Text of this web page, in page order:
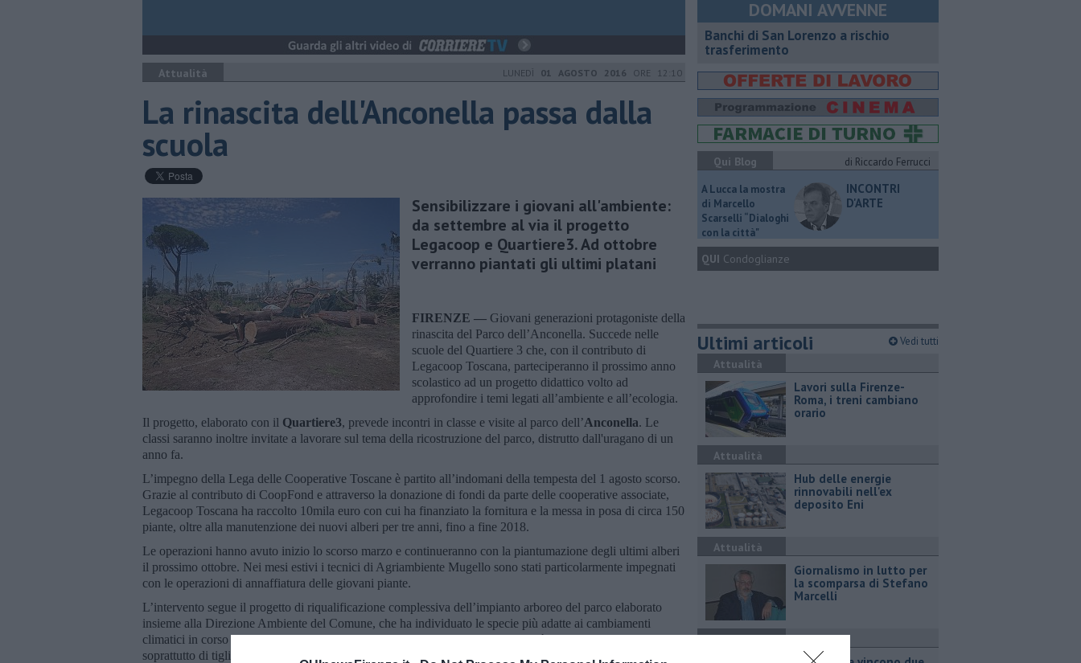
Attualità LUNEDÌ 01 AGOSTO 2016 ORE 12:10
La rinascita dell'Anconella passa dalla
scuola
​Sensibilizzare i giovani all'ambiente:
da settembre al via il progetto
Legacoop e Quartiere3. Ad ottobre
verranno piantati gli ultimi platani
FIRENZE — Giovani generazioni protagoniste della
rinascita del Parco dell’Anconella. Succede nelle
scuole del Quartiere 3 che, con il contributo di
Legacoop Toscana, parteciperanno il prossimo anno
scolastico ad un progetto didattico volto ad
approfondire i temi legati all’ambiente e all’ecologia.
Il progetto, elaborato con il Quartiere3, prevede incontri in classe e visite al parco dell’Anconella. Le
classi saranno inoltre invitate a lavorare sul tema della ricostruzione del parco, distrutto dall'uragano di un
anno fa.
L’impegno della Lega delle Cooperative Toscane è partito all’indomani della tempesta del 1 agosto scorso.
Grazie al contributo di CoopFond e attraverso la donazione di fondi da parte delle cooperative associate,
Legacoop Toscana ha raccolto 10mila euro con cui ha finanziato la fornitura e la messa in posa di circa 150
piante, oltre alla manutenzione dei nuovi alberi per tre anni, fino a fine 2018.
Le operazioni hanno avuto inizio lo scorso marzo e continueranno con la piantumazione degli ultimi alberi
il prossimo ottobre. Nei mesi estivi i tecnici di Agriambiente Mugello sono stati particolarmente impegnati
con le operazioni di annaffiatura delle giovani piante.
L’intervento segue il progetto di riqualificazione complessiva dell’impianto arboreo del parco elaborato
insieme alla Direzione Ambiente del Comune, che ha individuato le specie più adatte ai cambiamenti
climatici in corso e quelle in grado di incrementare lo sviluppo della biodiversità in ambito urbano. Si tratta
soprattutto di tigli, platani, peri e querce selezionati per dare vita ad un parco resiliente, capace di resistere
DOMANI AVVENNE
Banchi di San Lorenzo a rischio
trasferimento
Qui Blog
di Riccardo Ferrucci
A Lucca la mostra
di Marcello
Scarselli “Dialoghi
con la città"
INCONTRI
D'ARTE
QUI Condoglianze
Ultimi articoli Vedi tutti
Attualità
Lavori sulla Firenze-
Roma, i treni cambiano
orario
Attualità
Hub delle energie
rinnovabili nell'ex
deposito Eni
Attualità
Giornalismo in lutto per
la scomparsa di Stefano
Marcelli
Attualità